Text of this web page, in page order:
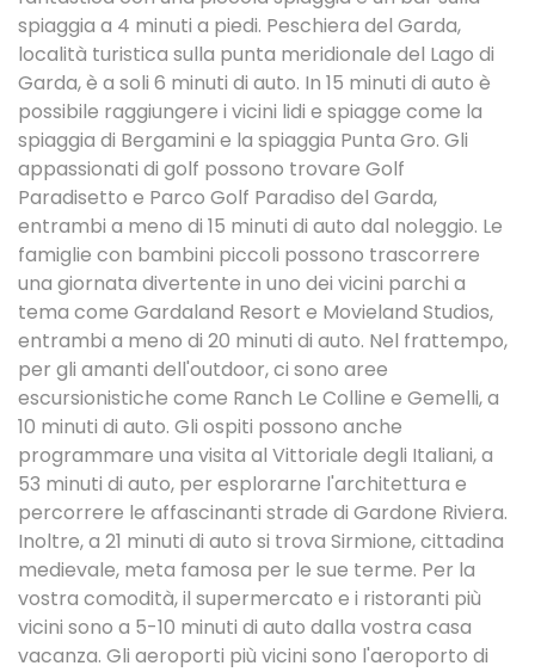
spiaggia a 4 minuti a piedi. Peschiera del Garda,
località turistica sulla punta meridionale del Lago di
Garda, è a soli 6 minuti di auto. In 15 minuti di auto è
possibile raggiungere i vicini lidi e spiagge come la
spiaggia di Bergamini e la spiaggia Punta Gro. Gli
appassionati di golf possono trovare Golf
Paradisetto e Parco Golf Paradiso del Garda,
entrambi a meno di 15 minuti di auto dal noleggio. Le
famiglie con bambini piccoli possono trascorrere
una giornata divertente in uno dei vicini parchi a
tema come Gardaland Resort e Movieland Studios,
entrambi a meno di 20 minuti di auto. Nel frattempo,
per gli amanti dell'outdoor, ci sono aree
escursionistiche come Ranch Le Colline e Gemelli, a
10 minuti di auto. Gli ospiti possono anche
programmare una visita al Vittoriale degli Italiani, a
53 minuti di auto, per esplorarne l'architettura e
percorrere le affascinanti strade di Gardone Riviera.
Inoltre, a 21 minuti di auto si trova Sirmione, cittadina
medievale, meta famosa per le sue terme. Per la
vostra comodità, il supermercato e i ristoranti più
vicini sono a 5-10 minuti di auto dalla vostra casa
vacanza. Gli aeroporti più vicini sono l'aeroporto di